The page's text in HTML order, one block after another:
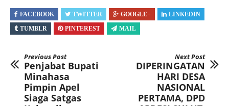
FACEBOOK TWITTER GOOGLE+
LINKEDIN
TUMBLR
PINTEREST MAIL
Previous Post
Penjabat Bupati
Minahasa
Pimpin Apel
Siaga Satgas
Next Post
DIPERINGATAN
HARI DESA
NASIONAL
PERTAMA, DPD